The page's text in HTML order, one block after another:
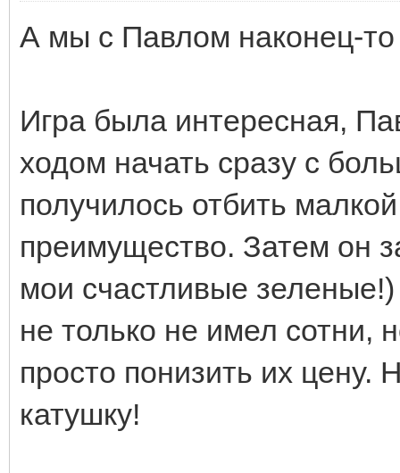
А мы с Павлом наконец-то
Игра была интересная,
ходом начать сразу с
получилось отбить
преимущество. Затем он
мои счастливые
не только не имел сотни,
просто понизить их цену.
катушку!